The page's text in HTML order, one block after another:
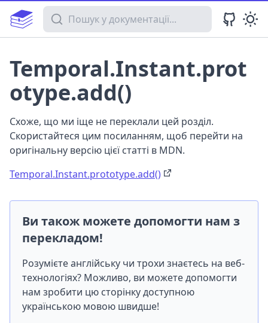
Пошук у документації
Temporal.Instant.prot
otype.add()
Схоже, що ми іще не переклали цей розділ.
Скористайтеся цим посиланням, щоб перейти на
оригінальну версію цієї статті в MDN.
Temporal.Instant.prototype.add()
Ви також можете допомогти нам з
перекладом!
Розумієте англійську чи трохи знаєтесь на веб-
технологіях? Можливо, ви можете допомогти
нам зробити цю сторінку доступною
українською мовою швидше!